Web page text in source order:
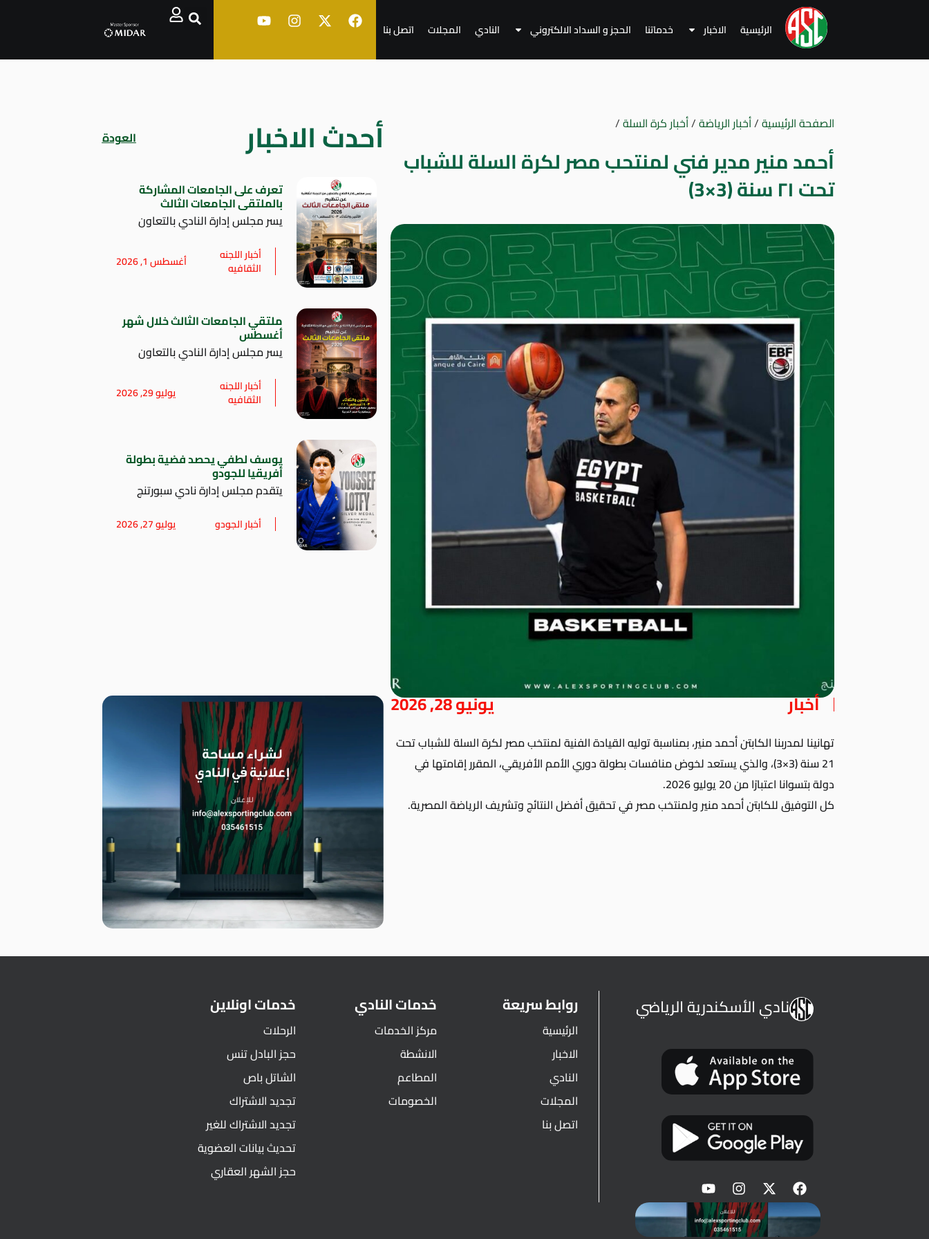
الرئيسية الاخبار خدماتنا الحجز و السداد الالكتروني النادي المجلات اتصل بنا
الصفحة الرئيسية/أخبار الرياضة/أخبار كرة السلة/
أحمد منير مدير فني لمنتحب مصر لكرة السلة للشباب
تحت ٢١ سنة (3×3)
أخبار يونيو 28, 2026
تهانينا لمدربنا الكابتن أحمد منير، بمناسبة توليه القيادة الفنية لمنتخب مصر لكرة السلة للشباب تحت
21 سنة (3×3)، والذي يستعد لخوض منافسات بطولة دوري الأمم الأفريقي، المقرر إقامتها في
دولة بتسوانا اعتبارًا من 20 يوليو 2026.
كل التوفيق للكابتن أحمد منير ولمنتخب مصر في تحقيق أفضل النتائج وتشريف الرياضة المصرية.
أحدث الاخبار العودة
تعرف على الجامعات المشاركة
بالملتقى الجامعات الثالث
يسر مجلس إدارة النادي بالتعاون
أخبار اللجنه
الثقافيه أغسطس 1, 2026
ملتقي الجامعات الثالث خلال شهر
أغسطس
يسر مجلس إدارة النادي بالتعاون
أخبار اللجنه
الثقافيه يوليو 29, 2026
يوسف لطفي يحصد فضية بطولة
أفريقيا للجودو
يتقدم مجلس إدارة نادي سبورتنج
أخبار الجودو يوليو 27, 2026
نادي الأسكندرية الرياضي روابط سريعة
الرئيسية
الاخبار
النادي
المجلات
اتصل بنا
خدمات النادي
مركز الخدمات
الانشطة
المطاعم
الخصومات
خدمات اونلاين
الرحلات
حجز البادل تنس
الشاتل باص
تجديد الاشتراك
تجديد الاشتراك للغير
تحديث بيانات العضوية
حجز الشهر العقاري